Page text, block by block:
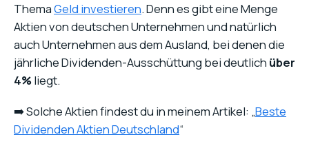
ThemaGeld investieren. Denn es gibt eine Menge
Aktien von deutschen Unternehmen und natürlich
auch Unternehmen aus dem Ausland, bei denen die
jährliche Dividenden-Ausschüttung bei deutlich über
4% liegt.
➡️ Solche Aktien findest du in meinem Artikel: „Beste
Dividenden Aktien Deutschland“